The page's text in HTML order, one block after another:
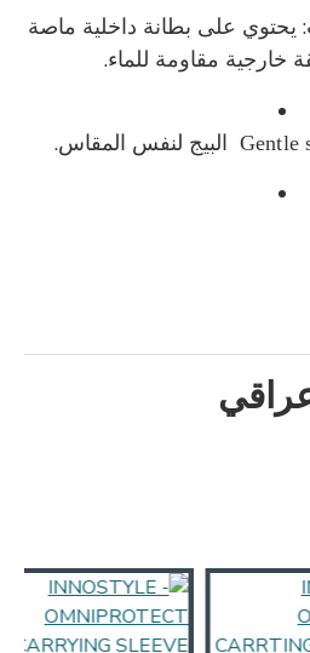
يحتوي على بطانة داخلية ماصة
خارجية مقاومة للماء.
Gentle البيج لنفس المقاس.